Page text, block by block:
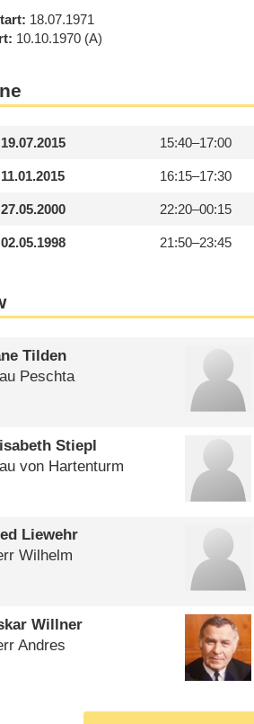
18.07.1971
10.10.1970 (A)
19.07.2015 15:40–17:00
11.01.2015 16:15–17:30
27.05.2000 22:20–00:15
02.05.1998 21:50–23:45
Tilden
Peschta
Stiepl
von Hartenturm
Liewehr
Wilhelm
Willner
Andres